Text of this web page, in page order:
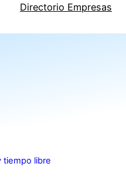
Directorio Empresas
tiempo libre